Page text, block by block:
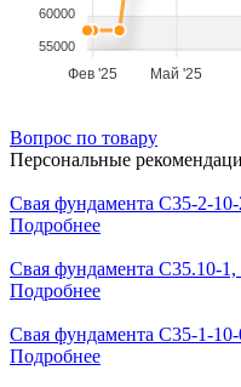
Фев '25 Май '25
60000
55000
Вопрос по товару
Персональные
Свая фундамента С35-2-10-
Подробнее
Свая фундамента С35.10-1,
Подробнее
Свая фундамента С35-1-10-
Подробнее